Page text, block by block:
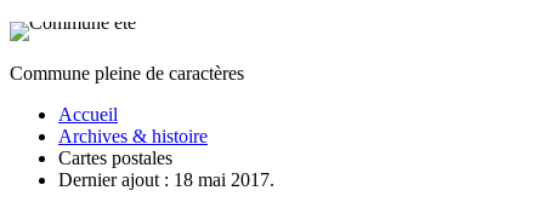
Commune pleine de caractères
Accueil
Archives & histoire
Cartes postales
Dernier ajout : 18 mai 2017.